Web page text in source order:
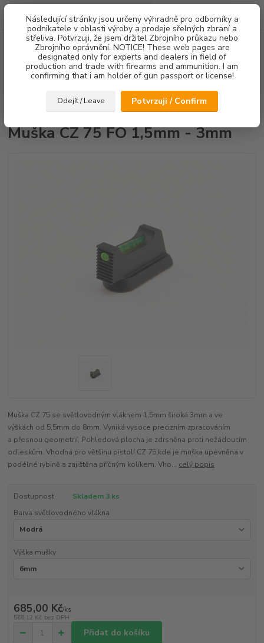
Následující stránky jsou určeny výhradně pro odborníky a
podnikatele v oblasti výroby a prodeje sřelných zbraní a
střeliva. Potvrzuji, že jsem držitel Zbrojního průkazu nebo
Zbrojního oprávnění. NOTICE! These web pages are
designated only for experts and dealers in field of
production and trade with firearms and ammunition. I am
confirming that i am holder of gun passport or license!
Odejít / Leave Potvrzuji / Confirm
Menu
Hledat
za0,00 Kč
Muška CZ 75 FO 1,5mm - 3mm
Muška CZ 75 FO 1,5mm - 3mm
Muška CZ 75 se světlovodným vláknem 1,5mm široká 3mm a ve
výškách od 5,5mm do 8mm. Vyniká vysoce precizním zpracováním
a přesnou geometrií. Pohledová plocha je zdrsněna proti nežádoucím
odleskům. Vhodná pro většinu pistolí CZ 75,kde je muška upevněna v
podélné rybině a zajištěna příčným kolíkem. Vho... celý popis
Dostupnost
Skladem 3 ks
Barva světlovodného vlákna
Výška mušky
685,00 Kč/ks
566,12 Kč bez DPH
Přidat do košíku